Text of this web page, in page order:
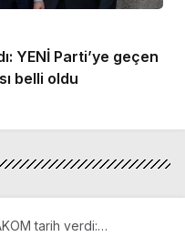
YENİ Parti’ye geçen
belli oldu
tarih verdi: